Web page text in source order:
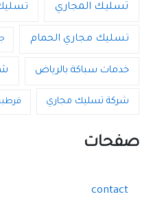
تسليك المجاري
تسليك مجاري الحمام
خدمات سباكة بالرياض
شركة تسليك مجاري
صفحات
contact